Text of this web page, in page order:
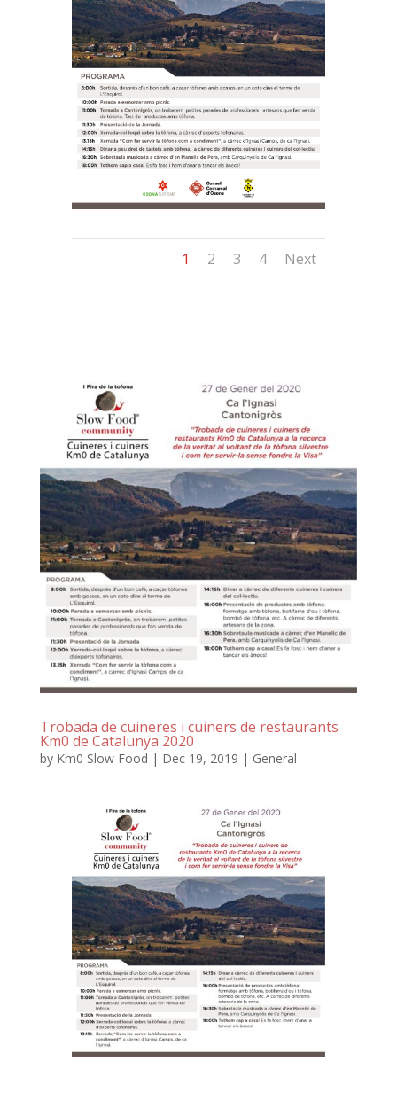
1 2 3 4 Next
Trobada de cuineres i cuiners de restaurants
Km0 de Catalunya 2020
by Km0 Slow Food | Dec 19, 2019 | General